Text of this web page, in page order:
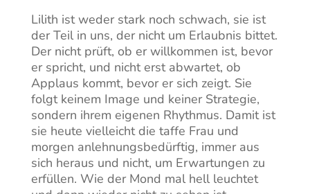
Lilith ist weder stark noch schwach, sie ist
der Teil in uns, der nicht um Erlaubnis bittet.
Der nicht prüft, ob er willkommen ist, bevor
er spricht, und nicht erst abwartet, ob
Applaus kommt, bevor er sich zeigt. Sie
folgt keinem Image und keiner Strategie,
sondern ihrem eigenen Rhythmus. Damit ist
sie heute vielleicht die taffe Frau und
morgen anlehnungsbedürftig, immer aus
sich heraus und nicht, um Erwartungen zu
erfüllen. Wie der Mond mal hell leuchtet